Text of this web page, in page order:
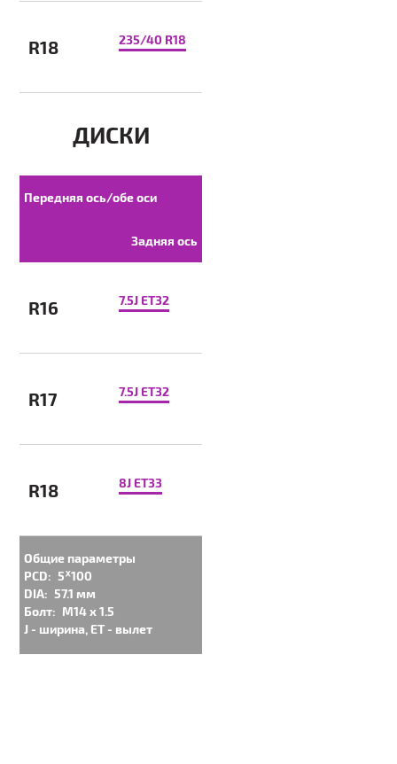
R18 235/40 R18
ДИСКИ
Передняя ось/обе оси
Задняя ось
R16 7.5J ET32
R17 7.5J ET32
R18 8J ET33
Общие параметры
PCD: 5ᕁ100
DIA: 57.1 мм
Болт: M14 x 1.5
J - ширина, ET - вылет